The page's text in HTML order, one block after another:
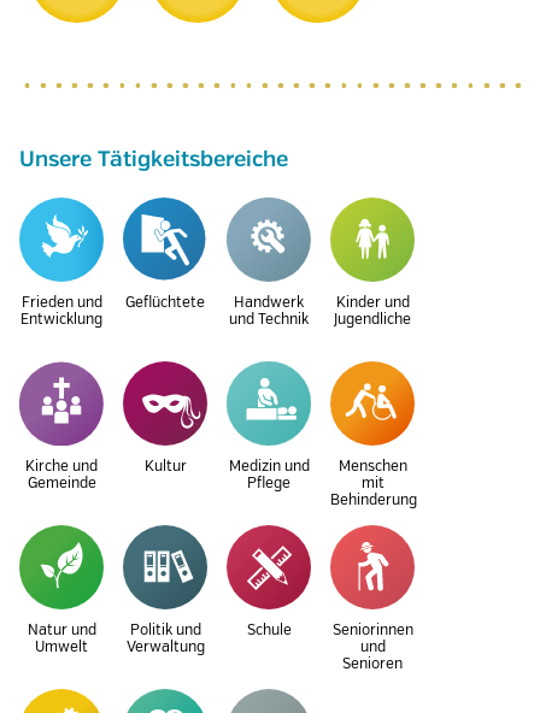
Unsere Tätigkeitsbereiche
Frieden und
Entwicklung
Geflüchtete
Handwerk
und Technik
Kinder und
Jugendliche
Kirche und
Gemeinde
Kultur
Medizin und
Pflege
Menschen
mit
Behinderung
Natur und
Umwelt
Politik und
Verwaltung
Schule
Seniorinnen
und
Senioren